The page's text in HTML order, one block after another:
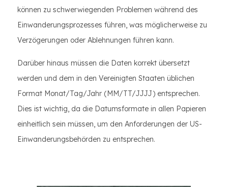
können zu schwerwiegenden Problemen während des
Einwanderungsprozesses führen, was möglicherweise zu
Verzögerungen oder Ablehnungen führen kann.
Darüber hinaus müssen die Daten korrekt übersetzt
werden und dem in den Vereinigten Staaten üblichen
Format Monat/Tag/Jahr (MM/TT/JJJJ) entsprechen.
Dies ist wichtig, da die Datumsformate in allen Papieren
einheitlich sein müssen, um den Anforderungen der US-
Einwanderungsbehörden zu entsprechen.